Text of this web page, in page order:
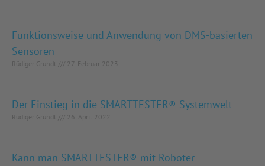
Funktionsweise und Anwendung von DMS-basierten
Sensoren
Rüdiger Grundt 27. Februar 2023
Der Einstieg in die SMARTTESTER® Systemwelt
Rüdiger Grundt 26. April 2022
Kann man SMARTTESTER® mit Roboter